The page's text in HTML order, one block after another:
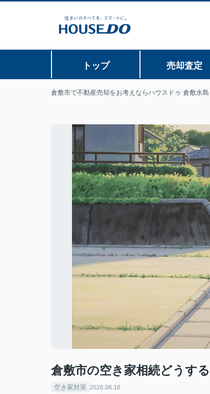
トップ 売却査定
倉敷市で不動産売却をお考えならハウスドゥ 倉敷水島
倉敷市の空き家相続どうす
空き家対策 2026.06.16